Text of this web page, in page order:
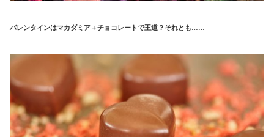
バレンタインはマカダミア＋チョコレートで王道？それとも……